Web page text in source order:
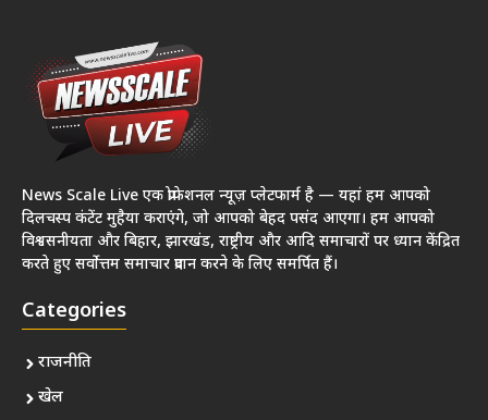
News Scale Live एक प्रोफेशनल न्यूज़ प्लेटफार्म है — यहां हम आपको
दिलचस्प कंटेंट मुहैया कराएंगे, जो आपको बेहद पसंद आएगा। हम आपको
विश्वसनीयता और बिहार, झारखंड, राष्ट्रीय और आदि समाचारों पर ध्यान केंद्रित
करते हुए सर्वोत्तम समाचार प्रदान करने के लिए समर्पित हैं।
Categories
राजनीति
खेल